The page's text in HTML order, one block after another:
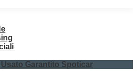
Usato Garantito Spoticar